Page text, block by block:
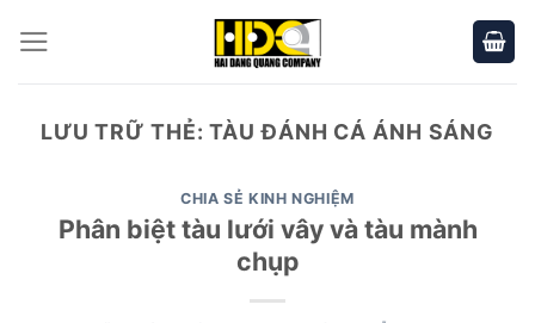
qua
LƯU TRỮ THẺ:TÀU ĐÁNH CÁ ÁNH SÁNG
CHIA SẺ KINH NGHIỆM
Phân biệt tàu lưới vây và tàu mành
chụp